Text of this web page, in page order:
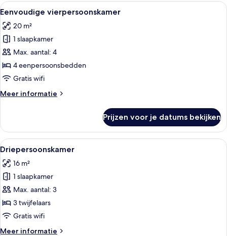
Alle
foto's
voor
Eenvoudige
vierpersoonskamer
laden
Eenvoudige vierpersoonskamer |
4
Eenvoudige vierpersoonskamer
20 m²
1 slaapkamer
Max. aantal: 4
4 eenpersoonsbedden
Gratis wifi
Meer informatie
Meer
vierpersoonskamer
Prijzen voor je datums bekijken
Alle
foto's
voor
Driepersoonskamer
laden
Driepersoonskamer | Gratis wifi,
5
Driepersoonskamer
16 m²
1 slaapkamer
Max. aantal: 3
3 twijfelaars
Gratis wifi
Meer informatie
Meer